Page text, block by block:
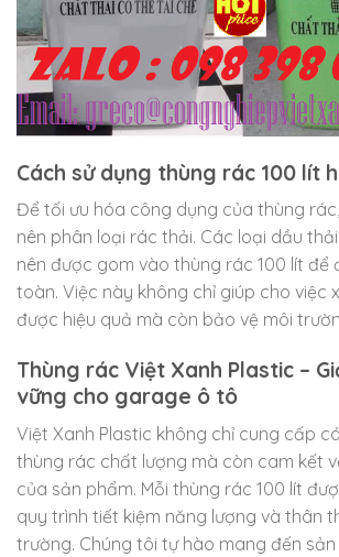
Cách sử dụng thùng rác 100 lít
Để tối ưu hóa công dụng của thùng
nên phân loại rác thải. Các loại dầu
nên được gom vào thùng rác 100 lít để
toàn. Việc này không chỉ giúp cho việc
được hiệu quả mà còn bảo vệ môi
Thùng rác Việt Xanh Plastic –
vững cho garage ô tô
Việt Xanh Plastic không chỉ cung cấp
thùng rác chất lượng mà còn cam kết
của sản phẩm. Mỗi thùng rác 100 lít
quy trình tiết kiệm năng lượng và thân
trường. Chúng tôi tự hào mang đến